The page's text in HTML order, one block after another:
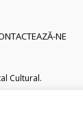
NE
Cultural.